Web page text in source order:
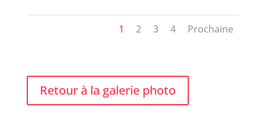
1 2 3 4 Prochaine
Retour à la galerie photo